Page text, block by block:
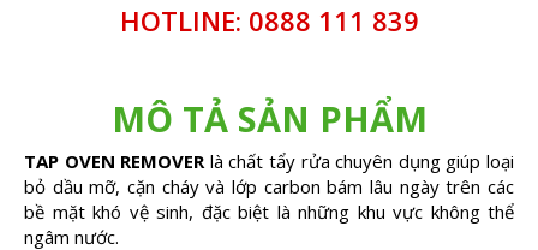
HOTLINE: 0888 111 839
MÔ TẢ SẢN PHẨM
TAP OVEN REMOVER là chất tẩy rửa chuyên dụng giúp loại
bỏ dầu mỡ, cặn cháy và lớp carbon bám lâu ngày trên các
bề mặt khó vệ sinh, đặc biệt là những khu vực không thể
ngâm nước.